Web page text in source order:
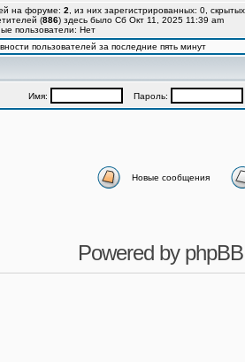
на форуме: 2 , из них зарегистрированных: 0,
(886) здесь было Сб Окт 11, 2025 11:39 am
пользователи: Нет
пользователей за последние пять минут
Имя: Пароль:
Новые сообщения
Powered by phpBB